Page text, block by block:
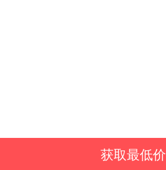
获取最低价